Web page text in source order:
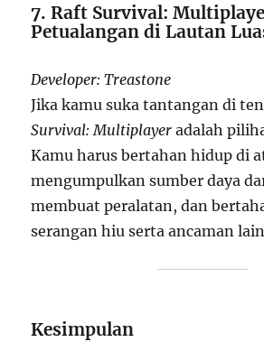
7. Raft Survival:
Petualangan di Lautan
Developer: Treastone
Jika kamu suka tantangan di
Survival: Multiplayer adalah
Kamu harus bertahan hidup di
mengumpulkan sumber daya
membuat peralatan, dan
serangan hiu serta ancaman
Kesimpulan